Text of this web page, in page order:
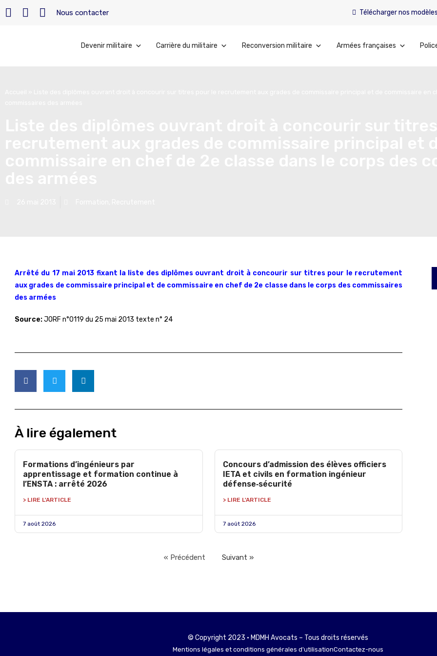
Nous contacter Télécharger nos modèles
Devenir militaire Carrière du militaire Reconversion militaire Armées françaises
Arrêté du 17 mai 2013 fixant la liste des diplômes ouvrant droit à concourir sur titres pour le recrutement
aux grades de commissaire principal et de commissaire en chef de 2e classe dans le corps des commissaires
des armées
Source:JORF n°0119 du 25 mai 2013 texte n° 24
À lire également
Formations d’ingénieurs par
apprentissage et formation continue à
l’ENSTA : arrêté 2026
> LIRE L'ARTICLE
7 août 2026
Concours d’admission des élèves officiers
IETA et civils en formation ingénieur
défense‑sécurité
> LIRE L'ARTICLE
7 août 2026
« Précédent Suivant »
© Copyright 2023 • MDMH Avocats – Tous droits réservés
Mentions légales et conditions générales d'utilisationContactez-nous